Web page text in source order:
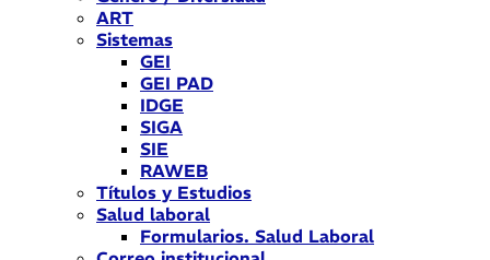
ART
Sistemas
GEI
GEI PAD
IDGE
SIGA
SIE
RAWEB
Títulos y Estudios
Salud laboral
Formularios. Salud Laboral